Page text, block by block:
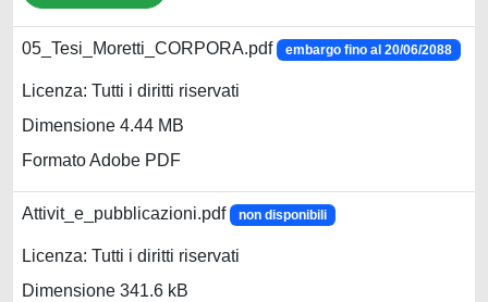
05_Tesi_Moretti_CORPORA.pdf embargo fino al 20/06/2088
Licenza: Tutti i diritti riservati
Dimensione 4.44 MB
Formato Adobe PDF
Attivit_e_pubblicazioni.pdf non disponibili
Licenza: Tutti i diritti riservati
Dimensione 341.6 kB